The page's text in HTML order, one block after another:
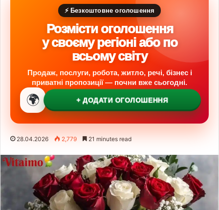
⚡ Безкоштовне оголошення
Розмісти оголошення
у своєму регіоні або по
всьому світу
Продаж, послуги, робота, житло, речі, бізнес і
приватні пропозиції — почни вже сьогодні.
🌍 + ДОДАТИ ОГОЛОШЕННЯ
28.04.2026 2,779 21 minutes read